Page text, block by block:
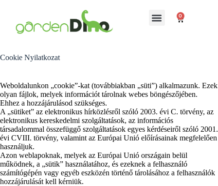
0
Cookie Nyilatkozat
Weboldalunkon „cookie”-kat (továbbiakban „süti”) alkalmazunk. Ezek
olyan fájlok, melyek információt tárolnak webes böngészőjében.
Ehhez a hozzájárulásod szükséges.
A „sütiket” az elektronikus hírközlésről szóló 2003. évi C. törvény, az
elektronikus kereskedelmi szolgáltatások, az információs
társadalommal összefüggő szolgáltatások egyes kérdéseiről szóló 2001.
évi CVIII. törvény, valamint az Európai Unió előírásainak megfelelően
használjuk.
Azon weblapoknak, melyek az Európai Unió országain belül
működnek, a „sütik” használatához, és ezeknek a felhasználó
számítógépén vagy egyéb eszközén történő tárolásához a felhasználók
hozzájárulását kell kérniük.